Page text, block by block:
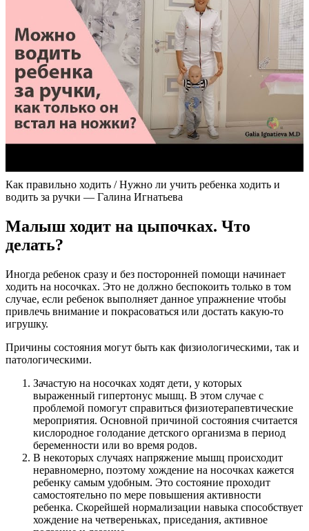
Как правильно ходить / Нужно ли учить ребенка ходить и
водить за ручки — Галина Игнатьева
Малыш ходит на цыпочках. Что
делать?
Иногда ребенок сразу и без посторонней помощи начинает
ходить на носочках. Это не должно беспокоить только в том
случае, если ребенок выполняет данное упражнение чтобы
привлечь внимание и покрасоваться или достать какую-то
игрушку.
Причины состояния могут быть как физиологическими, так и
патологическими.
Зачастую на носочках ходят дети, у которых
выраженный гипертонус мышц. В этом случае с
проблемой помогут справиться физиотерапевтические
мероприятия. Основной причиной состояния считается
кислородное голодание детского организма в период
беременности или во время родов.
В некоторых случаях напряжение мышц происходит
неравномерно, поэтому хождение на носочках кажется
ребенку самым удобным. Это состояние проходит
самостоятельно по мере повышения активности
ребенка. Скорейшей нормализации навыка способствует
хождение на четвереньках, приседания, активное